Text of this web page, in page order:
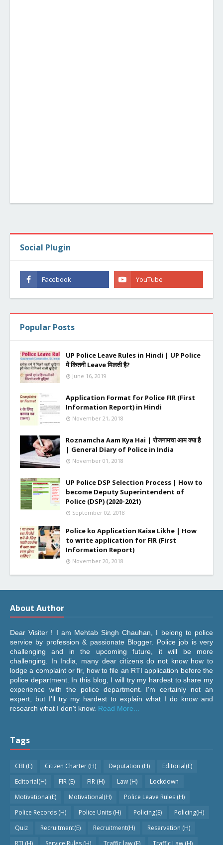
Social Plugin
Popular Posts
UP Police Leave Rules in Hindi | UP Police
में कितनी Leave मिलती है?
June 16, 2019
Application Format for Police FIR (First
Information Report) in Hindi
November 21, 2018
Roznamcha Aam Kya Hai | रोजनामचा आम क्या है
| General Diary of Police in India
November 01, 2018
UP Police DSP Selection Process | How to
become Deputy Superintendent of
Police (DSP) (2020-2021)
September 02, 2018
Police ko Application Kaise Likhe | How
to write application for FIR (First
Information Report)
November 20, 2018
About Author
Dear Visiter ! I am Mehtab Singh Chauhan, I belong to police
service by profession & passionate Blogger. Police job is very
challenging and in the upcoming future, it will be more
challenging. In India, many dear citizens do not know how to
lodge a complaint or fir, how to file an RTI application before the
police department. In this blog, I will try my hardest to share my
experience with the police department. I'm certainly not an
expert, but I’ll try my hardest to explain what I do know and
research what I don't know. Read More...
Tags
CBI (E) Citizen Charter (H) Deputation (H)
Editorial(E)
Editorial(H)
FIR (E) FIR (H) Law (H)
Lockdown
Motivational(E)
Motivational(H)
Police Leave Rules (H)
Police Records (H)
Police Units (H) Policing(E)
Policing(H)
Quiz
Recruitment(E) Recruitment(H)
Reservation (H)
RTI (H)
Service Rules (H) Traffic law (E) Traffic Law (H)